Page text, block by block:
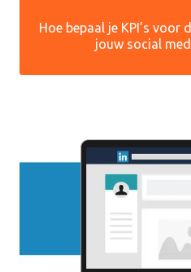
Hoe bepaal je KPI’s voor
jouw social